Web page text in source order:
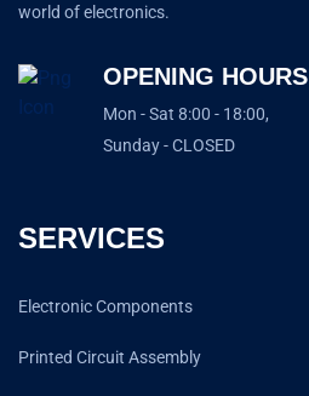
world of electronics.
OPENING HOURS
Mon - Sat 8:00 - 18:00,
Sunday - CLOSED
SERVICES
Electronic Components
Printed Circuit Assembly